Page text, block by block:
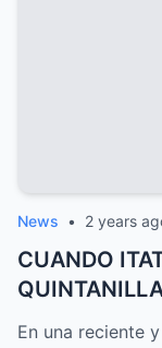
News • 2 years
CUANDO
ERAN…...
En una reciente